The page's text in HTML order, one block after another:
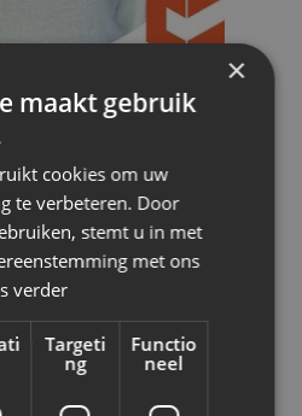
×
maakt gebruik
cookies om uw
te verbeteren. Door
stemt u in met
met ons
verder
Targeti
ng
Functio
neel